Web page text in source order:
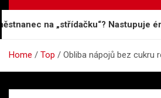
na „střídačku“? Nastupuje éra
Home Top Obliba nápojů bez cukru